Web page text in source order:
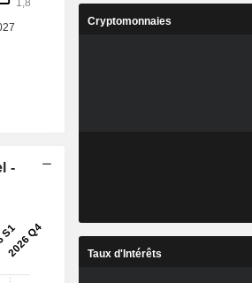
-
Cryptomonnaies
Taux d'Intérêts